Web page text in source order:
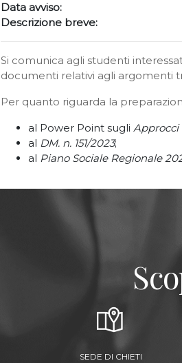
Data avviso:
Descrizione breve:
Si comunica agli studenti
documenti relativi agli argomenti
Per quanto riguarda la
al Power Point sugli Approcci
al DM. n. 151/2023;
al Piano Sociale Regionale
SEDE DI CHIETI